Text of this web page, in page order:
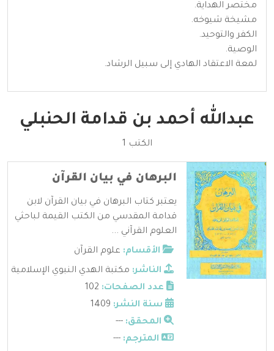
مختصر الهداية.
مشيخة شيوخه.
الكفر والتوحيد.
الوصية.
لمعة الاعتقاد الهادي إلى سبيل الرشاد.
عبدالله أحمد بن قدامة الحنبلي
الكتب 1
البرهان في بيان القرآن
يعتبر كتاب البرهان في بيان القرآن لابن
قدامة المقدسي من الكتب القيمة لباحثي
العلوم القرآني ...
الأقسام: علوم القرآن
الناشر: مكتبة الهدي النبوي الإسلامية
عدد الصفحات:
سنة النشر:
المحقق: ---
المترجم: ---